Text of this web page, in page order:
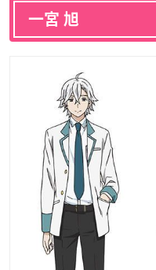
一宮 旭